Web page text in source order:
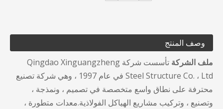
وصف المنتج
ملف الشركة
تأسست شركة Qingdao Xinguangzheng
Steel Structure Co. ، Ltd في عام 1997 ، وهي شركة تصنيع
محترفة على نطاق واسع متخصصة في تصميم ، ونمذجة ،
وتصنيع ، وتركيب مشاريع الهياكل الفولاذية.معدات متطورة ،